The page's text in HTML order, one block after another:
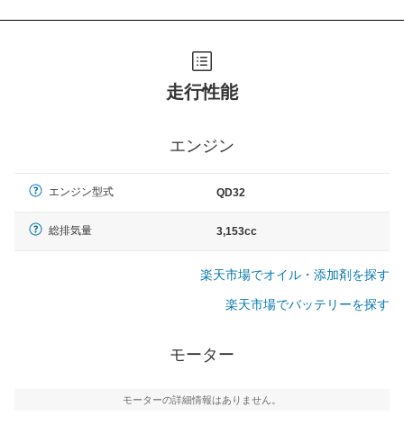
走行性能
エンジン
エンジン型式 QD32
総排気量 3,153cc
楽天市場でオイル・添加剤を探す
楽天市場でバッテリーを探す
モーター
モーターの詳細情報はありません。